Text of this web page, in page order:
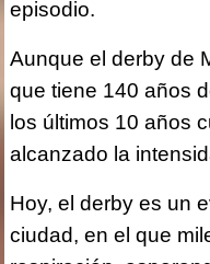
episodio.
Aunque el derby de
que tiene 140 años
los últimos 10 años
alcanzado la
Hoy, el derby es un
ciudad, en el que